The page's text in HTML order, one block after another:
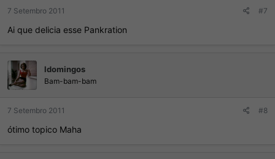
7 Setembro 2011 #7
Ai que delicia esse Pankration
ldomingos
Bam-bam-bam
7 Setembro 2011 #8
ótimo topico Maha